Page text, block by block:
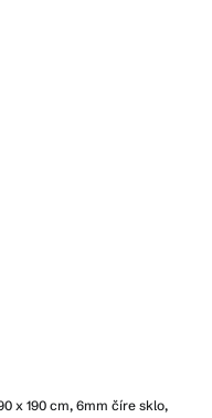
x 190 cm, 6mm číre sklo,